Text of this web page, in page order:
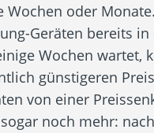
Wochen oder
Geräten bereits
Wochen wartet,
günstigeren
von einer
noch mehr: